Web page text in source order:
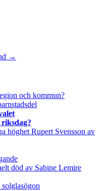
→
och kommun?
höghet Rupert Svensson av
död av Sabine Lemire